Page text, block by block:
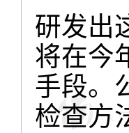
研发出
将在今
手段。
检查方